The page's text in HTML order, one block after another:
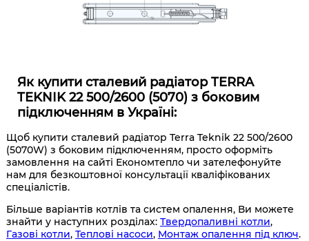
Як купити сталевий радіатор TERRA
TEKNIK 22 500/2600 (5070) з боковим
підключенням в Україні:
Щоб купити сталевий радіатор Terra Teknik 22 500/2600
(5070W) з боковим підключенням, просто оформіть
замовлення на сайті Економтепло чи зателефонуйте
нам для безкоштовної консультації кваліфікованих
спеціалістів.
Більше варіантів котлів та систем опалення, Ви можете
знайти у наступних розділах: Твердопаливні котли,
Газові котли, Теплові насоси, Монтаж опалення під ключ.